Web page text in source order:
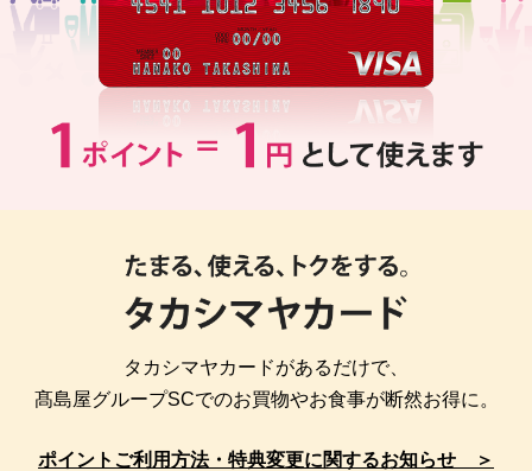
タカシマヤカードがあるだけで、
髙島屋グループSCでのお買物やお食事が断然お得に。
ポイントご利用方法・特典変更に関するお知らせ ＞